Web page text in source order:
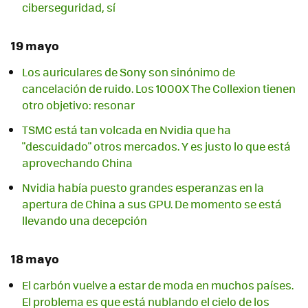
ciberseguridad, sí
19 mayo
Los auriculares de Sony son sinónimo de
cancelación de ruido. Los 1000X The Collexion tienen
otro objetivo: resonar
TSMC está tan volcada en Nvidia que ha
"descuidado" otros mercados. Y es justo lo que está
aprovechando China
Nvidia había puesto grandes esperanzas en la
apertura de China a sus GPU. De momento se está
llevando una decepción
18 mayo
El carbón vuelve a estar de moda en muchos países.
El problema es que está nublando el cielo de los